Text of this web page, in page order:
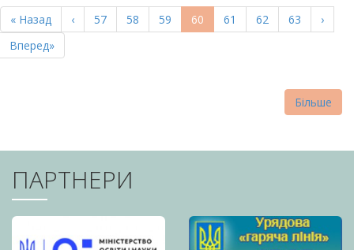
НА
СТОРІНКИ
Перша
сторінка
« Назад
Попередня
сторінка
‹ Page
57 Page
58 Page
59
Поточна
сторінка
60 Page
61 Page
62 Page
63
›
Остання
сторінка
Вперед»
Більше
ПАРТНЕРИ